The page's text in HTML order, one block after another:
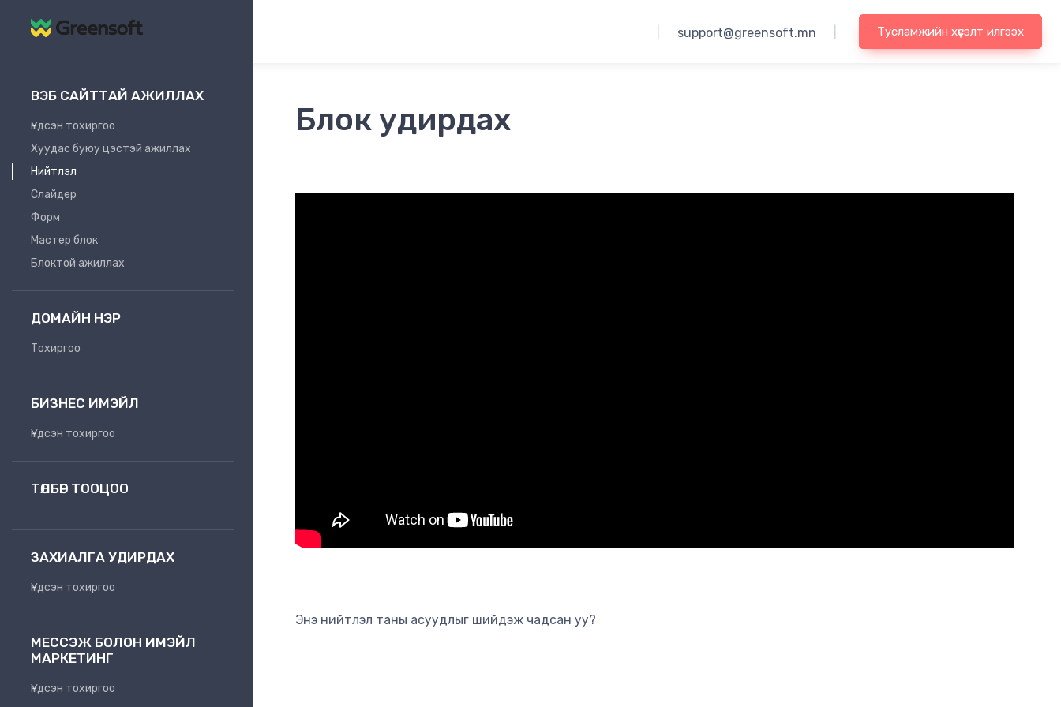
support@greensoft.mn Тусламжийн хүсэлт илгээх
ВЭБ САЙТТАЙ АЖИЛЛАХ
Үндсэн тохиргоо
Хуудас буюу цэстэй ажиллах
Нийтлэл
Слайдер
Форм
Мастер блок
Блоктой ажиллах
ДОМАЙН НЭР
Тохиргоо
БИЗНЕС ИМЭЙЛ
Үндсэн тохиргоо
ТӨЛБӨР ТООЦОО
ЗАХИАЛГА УДИРДАХ
Үндсэн тохиргоо
МЕССЭЖ БОЛОН ИМЭЙЛ
МАРКЕТИНГ
Үндсэн тохиргоо
Блок удирдах
Энэ нийтлэл таны асуудлыг шийдэж чадсан уу?